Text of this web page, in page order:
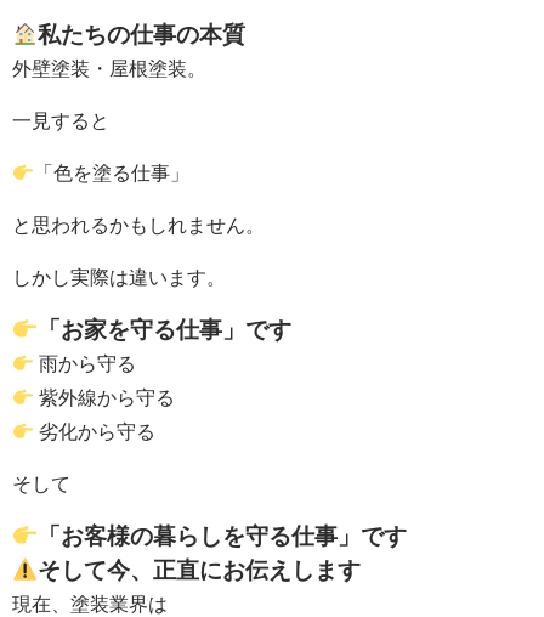
私たちの仕事の本質
外壁塗装・屋根塗装。
一見すると
「色を塗る仕事」
と思われるかもしれません。
しかし実際は違います。
「お家を守る仕事」です
雨から守る
紫外線から守る
劣化から守る
そして
「お客様の暮らしを守る仕事」です
そして今、正直にお伝えします
現在、塗装業界は